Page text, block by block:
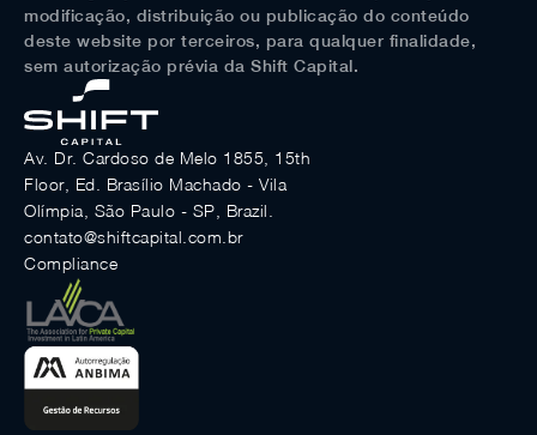
modificação, distribuição ou publicação do conteúdo
deste website por terceiros, para qualquer finalidade,
sem autorização prévia da Shift Capital.
Av. Dr. Cardoso de Melo 1855, 15th
Floor, Ed. Brasílio Machado - Vila
Olímpia, São Paulo - SP, Brazil.
contato@shiftcapital.com.br
Compliance